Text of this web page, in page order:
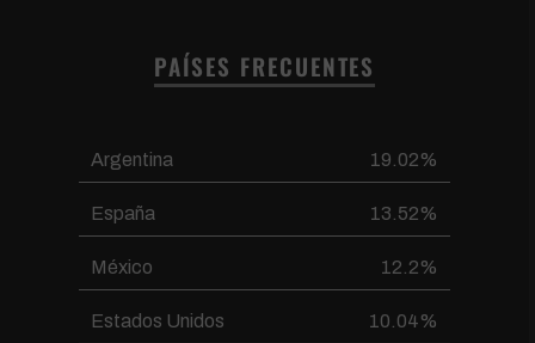
PAÍSES FRECUENTES
Argentina 19.02%
España 13.52%
México 12.2%
Estados Unidos 10.04%